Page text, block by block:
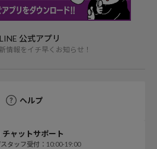
公式アプリ
情報をイチ早くお知らせ！
ヘルプ
チャットサポート
タッフ受付：10:00-19:00